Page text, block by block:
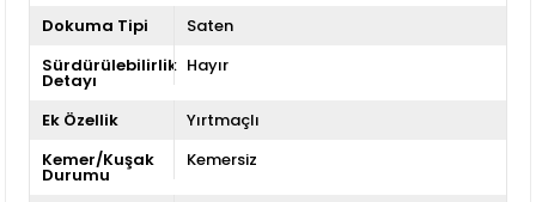
Dokuma Tipi
Saten
Sürdürülebilirlik
Detayı
Hayır
Ek Özellik
Yırtmaçlı
Kemer/Kuşak
Durumu
Kemersiz